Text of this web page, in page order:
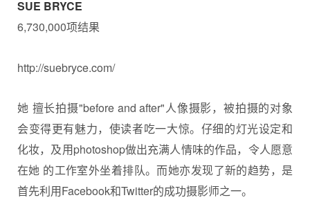
SUE BRYCE
6,730,000项结果
http://suebryce.com/
她 擅长拍摄"before and after"人像摄影，被拍摄的对象
会变得更有魅力，使读者吃一大惊。仔细的灯光设定和
化妆，及用photoshop做出充满人情味的作品，令人愿意
在她 的工作室外坐着排队。而她亦发现了新的趋势，是
首先利用Facebook和Twitter的成功摄影师之一。